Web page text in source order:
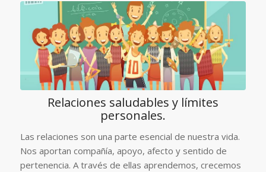
Relaciones saludables y límites
personales.
Las relaciones son una parte esencial de nuestra vida.
Nos aportan compañía, apoyo, afecto y sentido de
pertenencia. A través de ellas aprendemos, crecemos